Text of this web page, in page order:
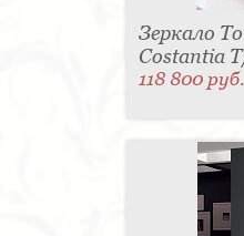
Зеркало
Costantia
118 800